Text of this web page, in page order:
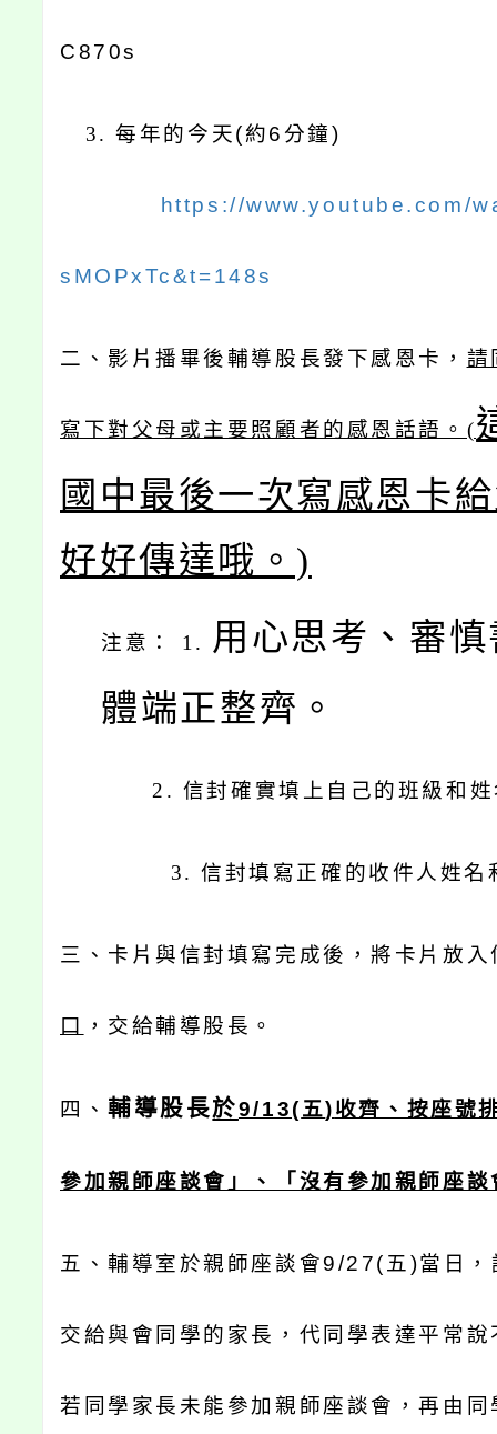
C870s
3. 每年的今天(約6分鐘)
https://www.youtube.com/
sMOPxTc&t=148s
二、影片播畢後輔導股長發下感恩卡， 請
寫下對父母或主要照顧者的感恩話語。(
國中最後一次寫感恩卡
好好傳達哦。)
注意： 1.
用心思考、審
體端正整齊。
2. 信封確實填上自己的班級和
3.信封填寫正確的收件人姓名
三、卡片與信封填寫完成後，將卡片放入
口 ，交給輔導股長。
四、輔導股長於9/13(五)收齊、按座號
參加親師座談會」、「沒有參加親師座談
五、輔導室於親師座談會9/27( 五 )當日
交給與會同學的家長，代同學表達平常
若同學家長未能參加親師座談會，再由